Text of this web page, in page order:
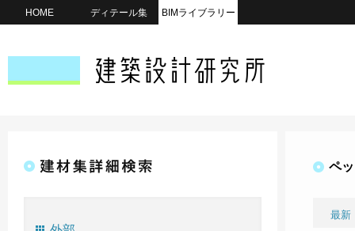
HOME ディテール集 BIMライブラリー
ペ
最新